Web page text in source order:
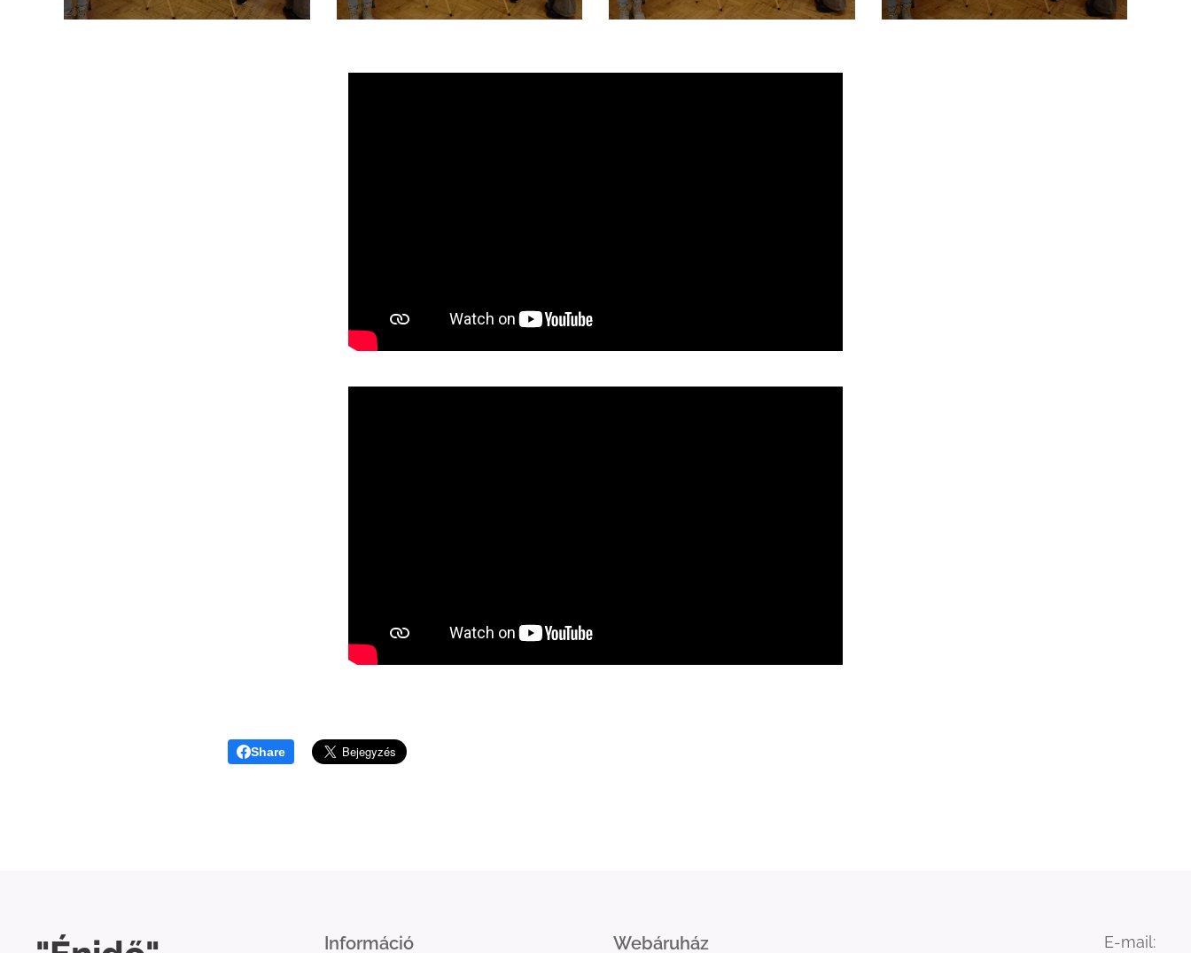
Share
Információ Webáruház E-mail: